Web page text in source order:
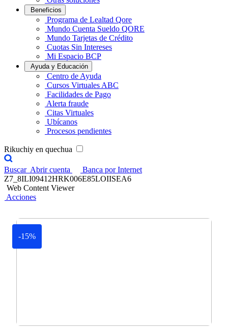
Beneficios
Programa de Lealtad Qore
Mundo Cuenta Sueldo QORE
Mundo Tarjetas de Crédito
Cuotas Sin Intereses
Mi Espacio BCP
Ayuda y Educación
Centro de Ayuda
Cursos Virtuales ABC
Facilidades de Pago
Alerta fraude
Citas Virtuales
Ubícanos
Procesos pendientes
Rikuchiy en quechua
Buscar Abrir cuenta
Banca por Internet
Z7_8ILI09412HRK006E85LOIISEA6
Web Content Viewer
Acciones
-15%